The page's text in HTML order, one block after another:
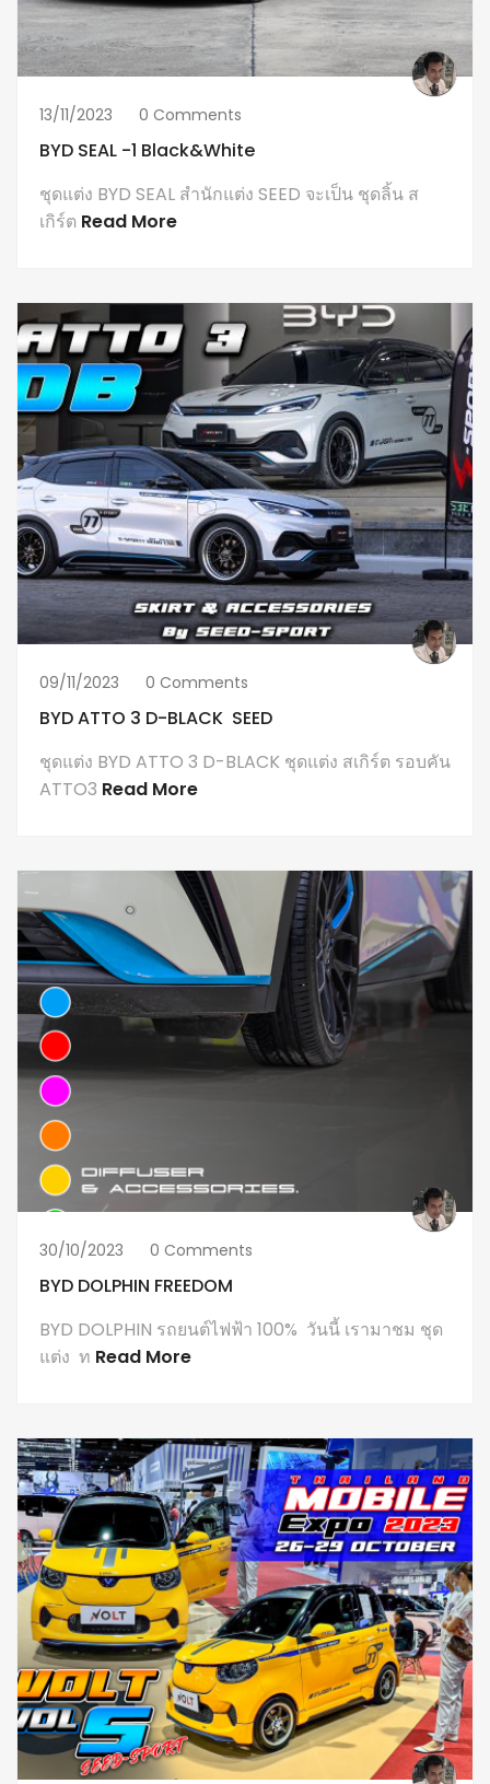
13/11/2023 0 Comments
BYD SEAL -1 Black&white
ชุดแต่ง BYD SEAL สำนักแต่ง SEED จะเป็น ชุดลิ้น ส
เกิร์ต Read More
09/11/2023 0 Comments
BYD ATTO 3 D-BLACK SEED
ชุดแต่ง BYD ATTO 3 D-BLACK ชุดแต่ง สเกิร์ต รอบคัน
ATTO3 Read More
30/10/2023 0 Comments
BYD DOLPHIN FREEDOM
BYD DOLPHIN รถยนต์ไฟฟ้า 100% วันนี้ เรามาชม ชุด
แต่ง ท Read More